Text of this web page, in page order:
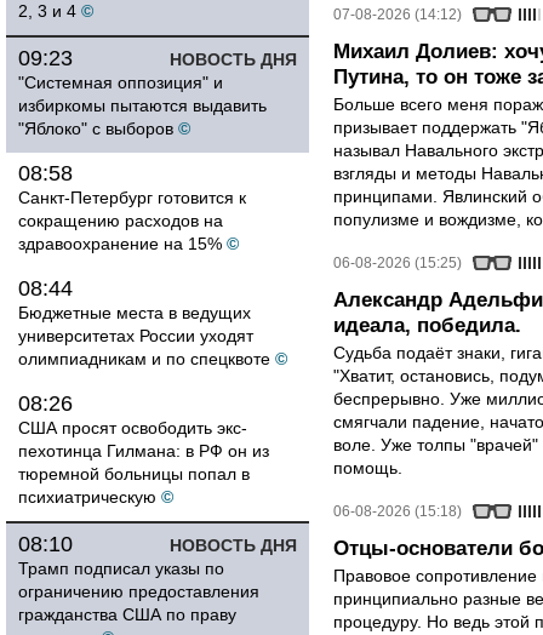
2, 3 и 4 ©
НОВОСТЬ ДНЯ
09:23
"Системная оппозиция" и
избиркомы пытаются выдавить
"Яблоко" с выборов ©
08:58
Санкт-Петербург готовится к
сокращению расходов на
здравоохранение на 15% ©
08:44
Бюджетные места в ведущих
университетах России уходят
олимпиадникам и по спецквоте ©
08:26
США просят освободить экс-
пехотинца Гилмана: в РФ он из
тюремной больницы попал в
психиатрическую ©
НОВОСТЬ ДНЯ
08:10
Трамп подписал указы по
ограничению предоставления
гражданства США по праву
07-08-2026 (14:12)
Михаил Долиев:
Путина, то он тоже
Больше всего меня
призывает поддержать
называл Навального
взгляды и методы
принципами. Явлинский
популизме и вождизме,
06-08-2026 (15:25)
Александр
идеала, победила.
Судьба подаёт знаки,
"Хватит, остановись,
беспрерывно. Уже
смягчали падение,
воле. Уже толпы
помощь.
06-08-2026 (15:18)
Отцы-основатели
Правовое
принципиально разные
процедуру. Но ведь этой